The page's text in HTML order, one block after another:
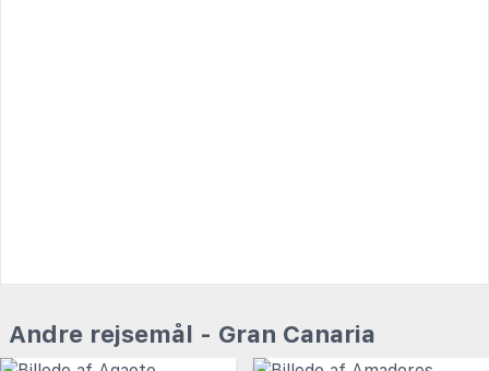
Andre rejsemål - Gran Canaria